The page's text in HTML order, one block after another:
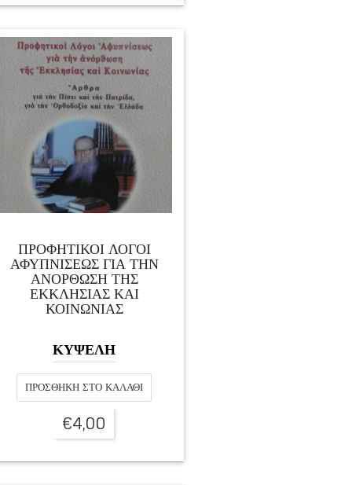
ΠΡΟΦΗΤΙΚΟΙ ΛΟΓΟΙ
ΑΦΥΠΝΙΣΕΩΣ ΓΙΑ ΤΗΝ
ΑΝΟΡΘΩΣΗ ΤΗΣ
ΕΚΚΛΗΣΙΑΣ ΚΑΙ
ΚΟΙΝΩΝΙΑΣ
ΚΥΨΕΛΗ
ΠΡΟΣΘΉΚΗ ΣΤΟ ΚΑΛΆΘΙ
€4,00